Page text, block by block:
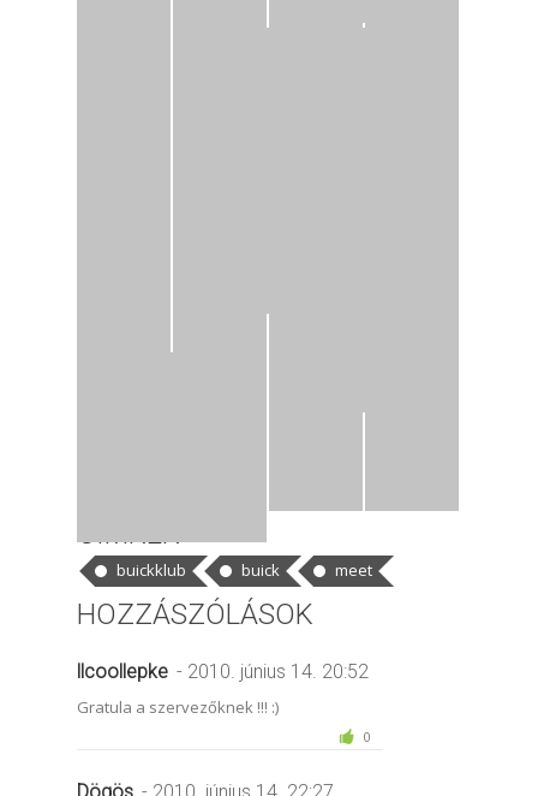
buickklub buick meet
HOZZÁSZÓLÁSOK
llcoollepke - 2010. június 14. 20:52
Gratula a szervezőknek !!! :)
0
Dögös - 2010. június 14. 22:27